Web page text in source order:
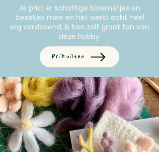
Je prikt er schattige bloemetjes en
beestjes mee en het werkt echt heel
erg verslavend, ik ben zelf groot fan van
deze hobby.
Prikvilten